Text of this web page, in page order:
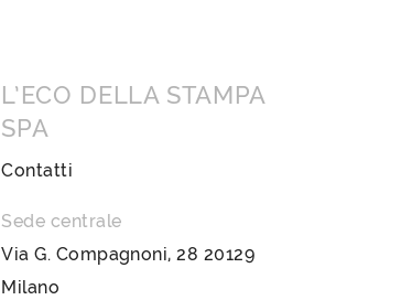
L’ECO DELLA STAMPA
SPA
Contatti
Sede centrale
Via G. Compagnoni, 28 20129
Milano